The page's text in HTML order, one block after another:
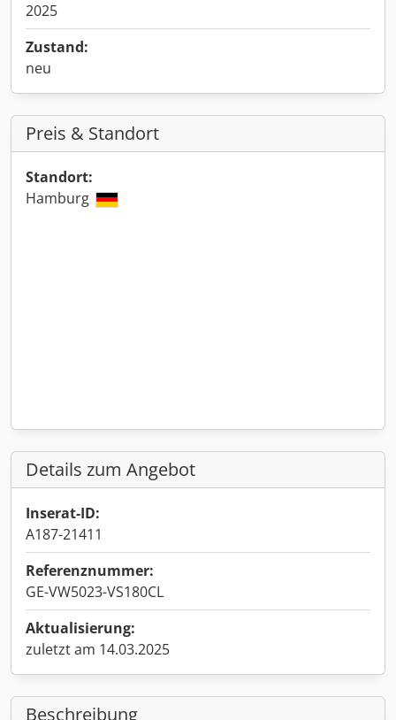
2025
Zustand:
neu
Preis & Standort
Standort:
Hamburg
Details zum Angebot
Inserat-ID:
A187-21411
Referenznummer:
GE-VW5023-VS180CL
Aktualisierung:
zuletzt am 14.03.2025
Beschreibung